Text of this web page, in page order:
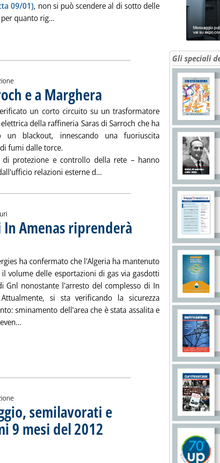
09/01), non si può scendere al di sotto delle
quanto rig... Leggi tutta la notizia: 'Falconara, assessore
e a Marghera . Pubblicata venerdì 25 gennaio 2013 alle 14.33.
un corto circuito su un trasformatore
della raffineria Saras di Sarroch che ha
un blackout, innescando una fuoriuscita
fumi dalle torce.
di protezione e controllo della rete – hanno
relazioni esterne d... Leggi tutta la notizia:
Amenas riprenderà
14.31.
ha confermato che l'Algeria ha mantenuto
volume delle esportazioni di gas via gasdotti
Gnl nonostante l'arresto del complesso di In
si sta verificando la sicurezza
sminamento dell'area che è stata assalita e
Leggi tutta la notizia: 'Algeria, produzione di In Amenas
semilavorati e
mesi del 2012 . Pubblicata giovedì 24 gennaio 2013 alle 18.7.
greggio, semilavorati e prodotti finiti nei primi 9 mesi del
Gli speciali